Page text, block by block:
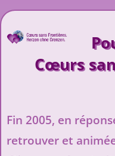
Cœurs
Fin 2005, en
retrouver et